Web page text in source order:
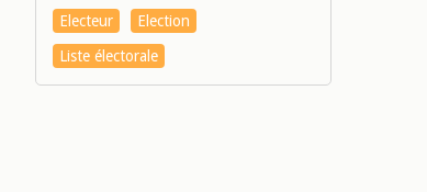
Electeur
Election
Liste électorale